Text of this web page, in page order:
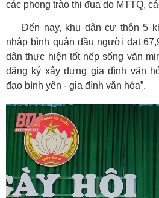
các phong trào thi đua do MTTQ,
Đến nay, khu dân cư thôn 5
nhập bình quân đầu người đạt
dân thực hiện tốt nếp sống văn
đăng ký xây dựng gia đình văn
đạo bình yên - gia đình văn hóa”.